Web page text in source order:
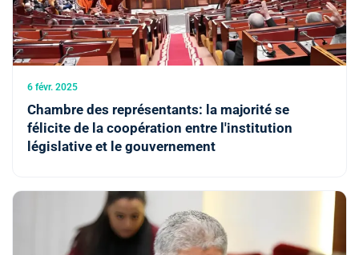
6 févr. 2025
Chambre des représentants: la majorité se
félicite de la coopération entre l'institution
législative et le gouvernement